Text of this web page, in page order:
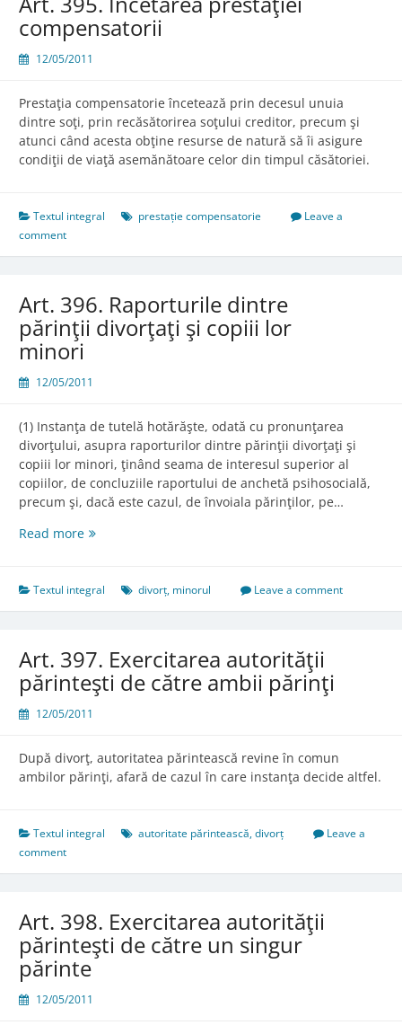
compensatorii
12/05/2011
Prestaţia compensatorie încetează prin decesul unuia
dintre soţi, prin recăsătorirea soţului creditor, precum şi
atunci când acesta obţine resurse de natură să îi asigure
condiţii de viaţă asemănătoare celor din timpul căsătoriei.
Textul integral prestație compensatorie
Leave a
comment
Art. 396. Raporturile dintre
părinţii divorţaţi şi copiii lor
minori
12/05/2011
(1) Instanţa de tutelă hotărăşte, odată cu pronunţarea
divorţului, asupra raporturilor dintre părinţii divorţaţi şi
copiii lor minori, ţinând seama de interesul superior al
copiilor, de concluziile raportului de anchetă psihosocială,
precum şi, dacă este cazul, de învoiala părinţilor, pe…
Read moreArt.
dintre
părinţii
copiii
lor
Textul integral divorț, minorul Leave a comment
Art. 397. Exercitarea autorităţii
părinteşti de către ambii părinţi
12/05/2011
După divorţ, autoritatea părintească revine în comun
ambilor părinţi, afară de cazul în care instanţa decide altfel.
Textul integral autoritate părintească,divorț
Leave a
comment
Art. 398. Exercitarea autorităţii
părinteşti de către un singur
părinte
12/05/2011